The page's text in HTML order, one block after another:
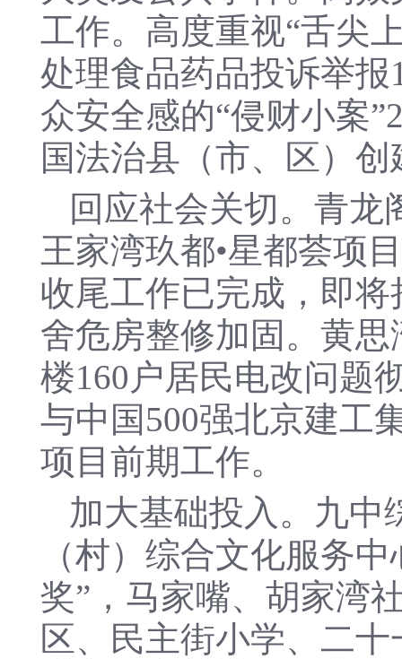
工作。高度重视“舌尖
处理食品药品投诉举
众安全感的“侵财小案
国法治县（市、区）
回应社会关切。青龙
王家湾玖都•星都荟项
收尾工作已完成，即
舍危房整修加固。黄
楼160户居民电改问题
与中国500强北京建工
项目前期工作。
加大基础投入。九中
（村）综合文化服务
奖”，马家嘴、胡家湾
区、民主街小学、二